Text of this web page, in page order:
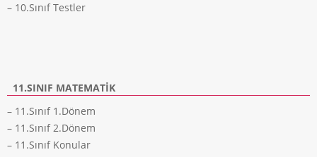
– 10.Sınıf Testler
11.SINIF MATEMATIK
– 11.Sınıf 1.Dönem
– 11.Sınıf 2.Dönem
– 11.Sınıf Konular